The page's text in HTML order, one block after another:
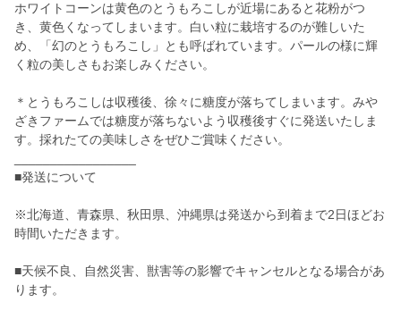
ホワイトコーンは黄色のとうもろこしが近場にあると花粉がつ
き、黄色くなってしまいます。白い粒に栽培するのが難しいた
め、「幻のとうもろこし」とも呼ばれています。パールの様に輝
く粒の美しさもお楽しみください。
＊とうもろこしは収穫後、徐々に糖度が落ちてしまいます。みや
ざきファームでは糖度が落ちないよう収穫後すぐに発送いたしま
す。採れたての美味しさをぜひご賞味ください。
■発送について
※北海道、青森県、秋田県、沖縄県は発送から到着まで2日ほどお
時間いただきます。
■天候不良、自然災害、獣害等の影響でキャンセルとなる場合があ
ります。